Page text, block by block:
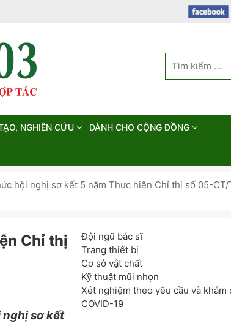
NGHIÊN CỨU DÀNH CHO CỘNG ĐỒNG
hội nghị sơ kết 5 năm Thực hiện Chỉ thị số 05-CT/
Chỉ thị
nghị sơ kết
Đội ngũ bác sĩ
Trang thiết bị
Cơ sở vật chất
Kỹ thuật mũi nhọn
Xét nghiệm theo yêu cầu và khám
COVID-19